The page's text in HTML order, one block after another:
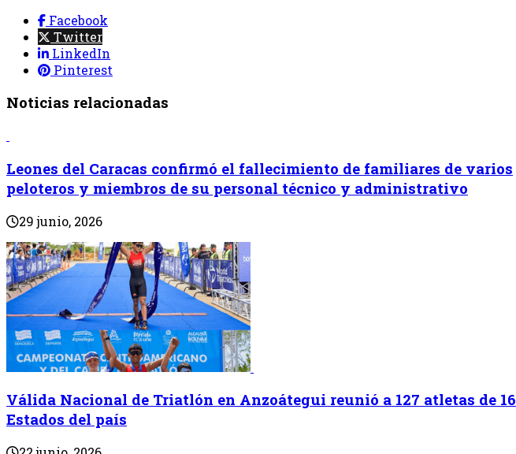
Facebook
Twitter
LinkedIn
Pinterest
Noticias relacionadas
Leones del Caracas confirmó el fallecimiento de familiares de varios
peloteros y miembros de su personal técnico y administrativo
29 junio, 2026
Válida Nacional de Triatlón en Anzoátegui reunió a 127 atletas de 16
Estados del país